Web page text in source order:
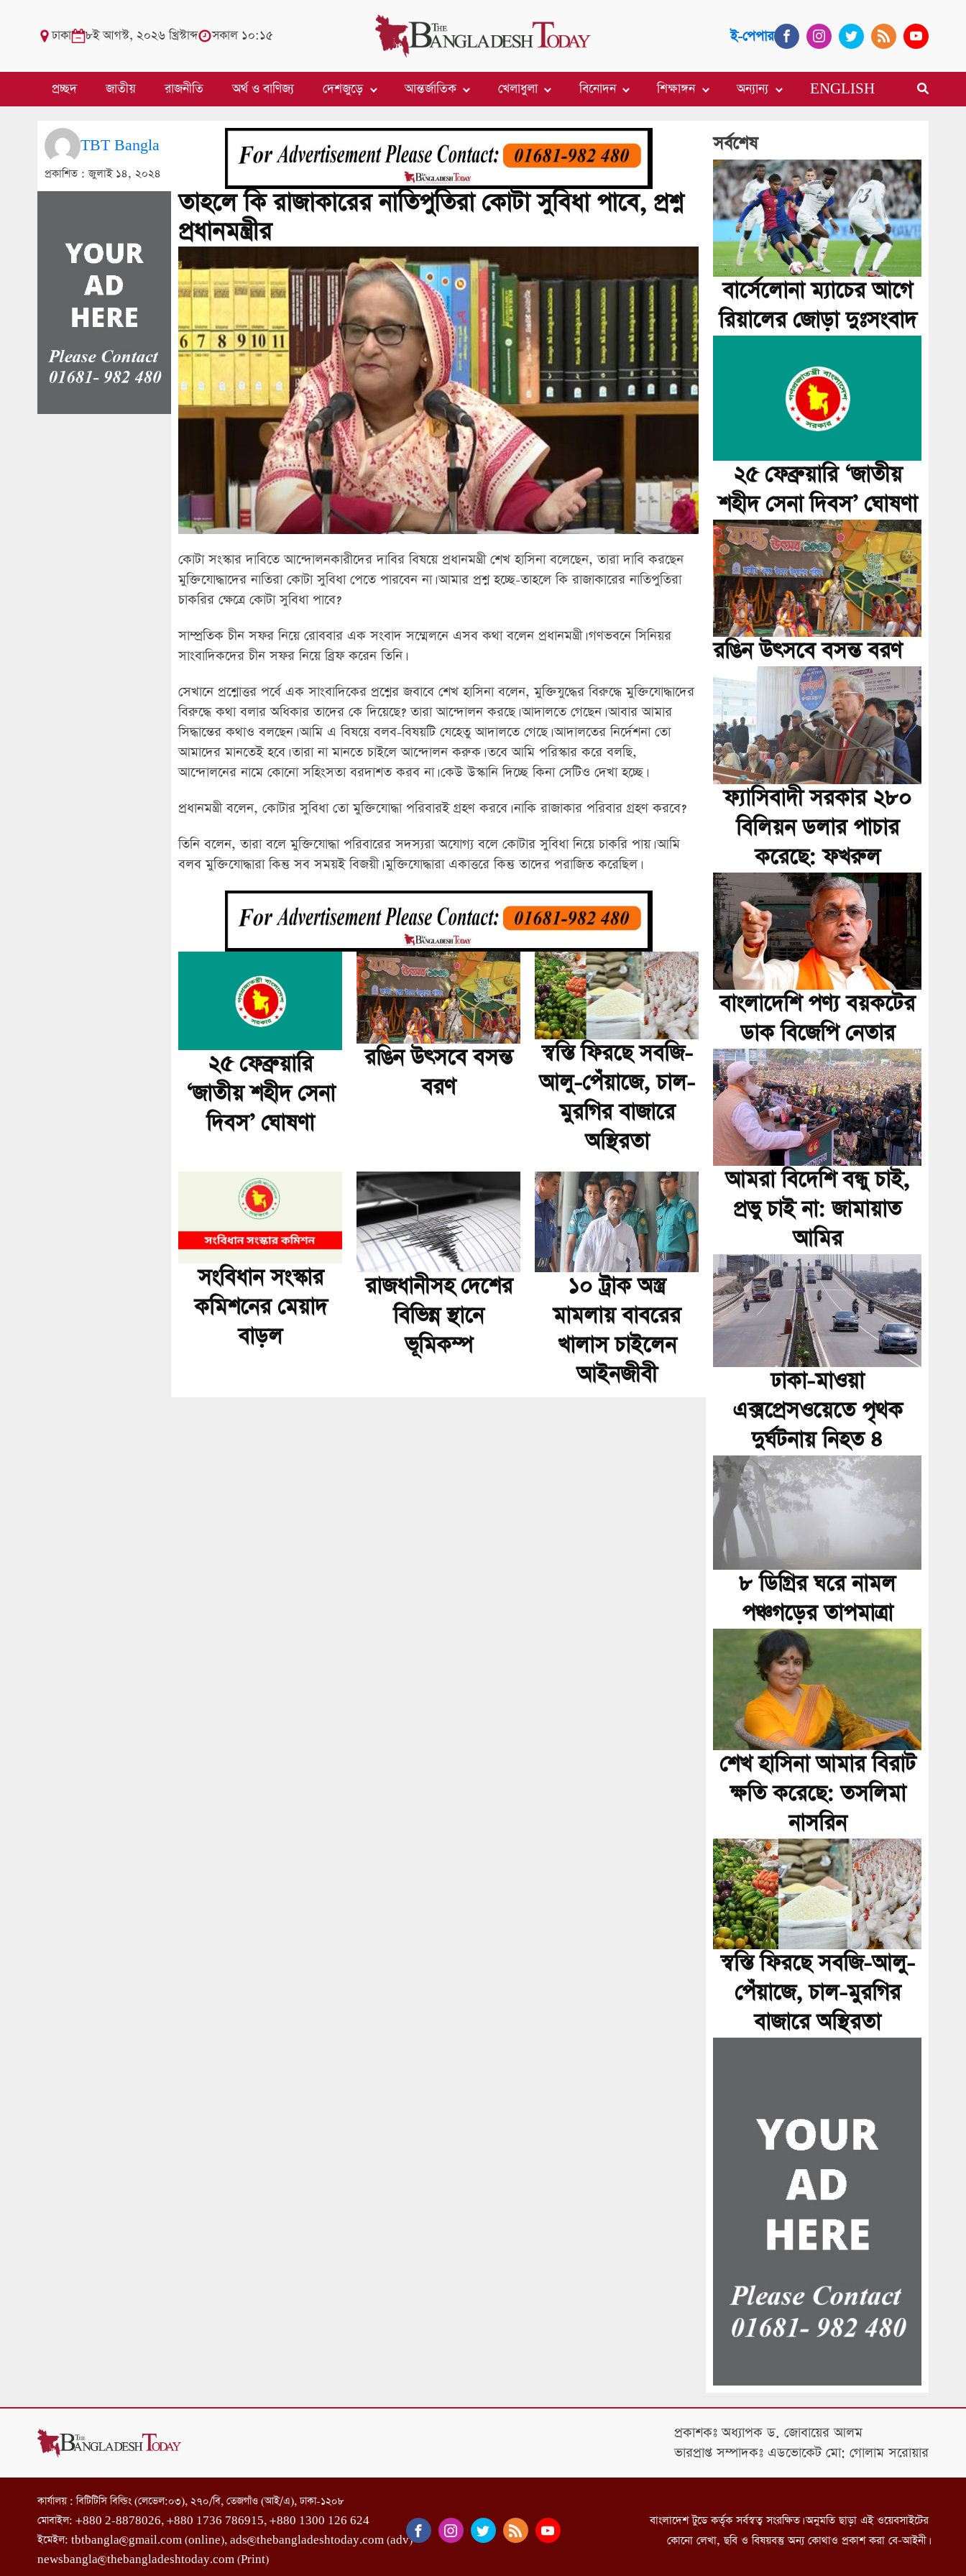
ঢাকা ৮ই আগস্ট, ২০২৬ খ্রিস্টাব্দ সকাল ১০:১৫ ই-পেপার
প্রচ্ছদ জাতীয় রাজনীতি অর্থ ও বাণিজ্য দেশজুড়ে আন্তর্জাতিক খেলাধুলা বিনোদন শিক্ষাঙ্গন অন্যান্য ENGLISH
TBT Bangla
প্রকাশিত :জুলাই ১৪, ২০২৪
তাহলে কি রাজাকারের নাতিপুতিরা কোটা সুবিধা পাবে, প্রশ্ন
প্রধানমন্ত্রীর
কোটা সংস্কার দাবিতে আন্দোলনকারীদের দাবির বিষয়ে প্রধানমন্ত্রী শেখ হাসিনা বলেছেন, তারা দাবি করছেন
মুক্তিযোদ্ধাদের নাতিরা কোটা সুবিধা পেতে পারবেন না। আমার প্রশ্ন হচ্ছে-তাহলে কি রাজাকারের নাতিপুতিরা
চাকরির ক্ষেত্রে কোটা সুবিধা পাবে?
সাম্প্রতিক চীন সফর নিয়ে রোববার এক সংবাদ সম্মেলনে এসব কথা বলেন প্রধানমন্ত্রী। গণভবনে সিনিয়র
সাংবাদিকদের চীন সফর নিয়ে ব্রিফ করেন তিনি।
সেখানে প্রশ্নোত্তর পর্বে এক সাংবাদিকের প্রশ্নের জবাবে শেখ হাসিনা বলেন, মুক্তিযুদ্ধের বিরুদ্ধে মুক্তিযোদ্ধাদের
বিরুদ্ধে কথা বলার অধিকার তাদের কে দিয়েছে? তারা আন্দোলন করছে। আদালতে গেছেন। আবার আমার
সিদ্ধান্তের কথাও বলছেন। আমি এ বিষয়ে বলব-বিষয়টি যেহেতু আদালতে গেছে। আদালতের নির্দেশনা তো
আমাদের মানতেই হবে। তারা না মানতে চাইলে আন্দোলন করুক। তবে আমি পরিস্কার করে বলছি,
আন্দোলনের নামে কোনো সহিংসতা বরদাশত করব না। কেউ উস্কানি দিচ্ছে কিনা সেটিও দেখা হচ্ছে।
প্রধানমন্ত্রী বলেন, কোটার সুবিধা তো মুক্তিযোদ্ধা পরিবারই গ্রহণ করবে। নাকি রাজাকার পরিবার গ্রহণ করবে?
তিনি বলেন, তারা বলে মুক্তিযোদ্ধা পরিবারের সদস্যরা অযোগ্য বলে কোটার সুবিধা নিয়ে চাকরি পায়। আমি
বলব মুক্তিযোদ্ধারা কিন্তু সব সময়ই বিজয়ী। মুক্তিযোদ্ধারা একাত্তরে কিন্তু তাদের পরাজিত করেছিল।
২৫ ফেব্রুয়ারি
‘জাতীয় শহীদ সেনা
দিবস’ ঘোষণা
রঙিন উৎসবে বসন্ত
বরণ
স্বস্তি ফিরছে সবজি-
আলু-পেঁয়াজে, চাল-
মুরগির বাজারে
অস্থিরতা
সংবিধান সংস্কার
কমিশনের মেয়াদ
বাড়ল
রাজধানীসহ দেশের
বিভিন্ন স্থানে
ভূমিকম্প
১০ ট্রাক অস্ত্র
মামলায় বাবরের
খালাস চাইলেন
আইনজীবী
সর্বশেষ
বার্সেলোনা ম্যাচের আগে
রিয়ালের জোড়া দুঃসংবাদ
২৫ ফেব্রুয়ারি ‘জাতীয়
শহীদ সেনা দিবস’ ঘোষণা
রঙিন উৎসবে বসন্ত বরণ
ফ্যাসিবাদী সরকার ২৮০
বিলিয়ন ডলার পাচার
করেছে: ফখরুল
বাংলাদেশি পণ্য বয়কটের
ডাক বিজেপি নেতার
আমরা বিদেশি বন্ধু চাই,
প্রভু চাই না: জামায়াত
আমির
ঢাকা-মাওয়া
এক্সপ্রেসওয়েতে পৃথক
দুর্ঘটনায় নিহত ৪
৮ ডিগ্রির ঘরে নামল
পঞ্চগড়ের তাপমাত্রা
শেখ হাসিনা আমার বিরাট
ক্ষতি করেছে: তসলিমা
নাসরিন
স্বস্তি ফিরছে সবজি-আলু-
পেঁয়াজে, চাল-মুরগির
বাজারে অস্থিরতা
প্রকাশকঃ অধ্যাপক ড. জোবায়ের আলম
ভারপ্রাপ্ত সম্পাদকঃ এডভোকেট মো: গোলাম সরোয়ার
কার্যালয় : বিটিটিসি বিল্ডিং (লেভেল:০৩), ২৭০/বি, তেজগাঁও (আই/এ), ঢাকা-১২০৮
মোবাইল: +880 2-8878026, +880 1736 786915, +880 1300 126 624
ইমেইল: tbtbangla@gmail.com (online), ads@thebangladeshtoday.com (adv)
newsbangla@thebangladeshtoday.com (Print)
বাংলাদেশ টুডে কর্তৃক সর্বস্বত্ব সংরক্ষিত। অনুমতি ছাড়া এই ওয়েবসাইটের
কোনো লেখা, ছবি ও বিষয়বস্তু অন্য কোথাও প্রকাশ করা বে-আইনী।